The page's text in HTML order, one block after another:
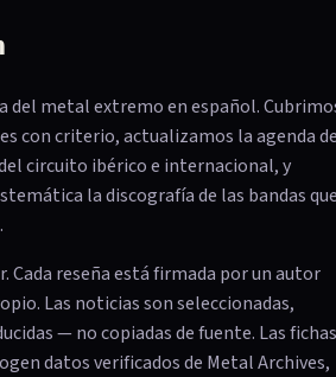
del metal extremo en español.
con criterio, actualizamos la agenda
circuito ibérico e internacional, y
la discografía de las bandas
Cada reseña está firmada por un autor
Las noticias son seleccionadas,
— no copiadas de fuente. Las fichas
datos verificados de Metal Archives,